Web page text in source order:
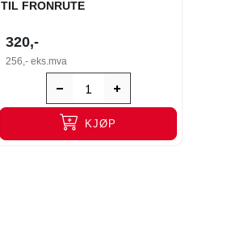
TIL FRONRUTE
320,-
256,- eks.mva
KJØP